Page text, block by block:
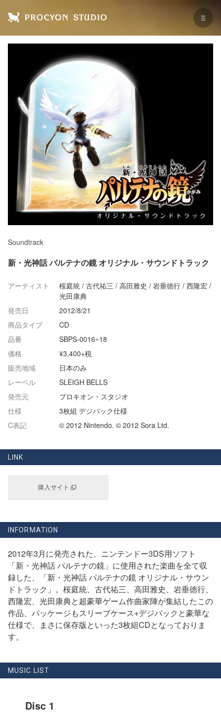
Soundtrack
新・光神話 パルテナの鏡 オリジナル・サウンドトラック
アーティスト
桜庭統 / 古代祐三 / 高田雅史 / 岩垂徳行 / 西隆宏 /
光田康典
発売日
2012/8/21
商品タイプ
CD
品番
SBPS-0016~18
価格
¥3,400+税
販売地域
日本のみ
レーベル
SLEIGH BELLS
発売元
プロキオン・スタジオ
仕様
3枚組 デジパック仕様
C表記
© 2012 Nintendo. © 2012 Sora Ltd.
LINK
購入サイト
INFORMATION
2012年3月に発売された、ニンテンドー3DS用ソフト
「新・光神話 パルテナの鏡」に使用された楽曲を全て収
録した、「新・光神話 パルテナの鏡 オリジナル・サウン
ドトラック」。桜庭統、古代祐三、高田雅史、岩垂徳行、
西隆宏、光田康典と超豪華ゲーム作曲家陣が集結したこの
作品、パッケージもスリーブケース+デジパックと豪華な
仕様で、まさに保存版といった3枚組CDとなっておりま
す。
MUSIC LIST
Disc 1